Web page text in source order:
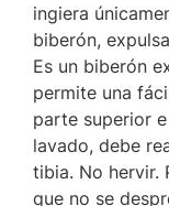
ingiera
biberón,
Es un biberón
permite una
parte superior
lavado, debe
tibia. No hervir.
que no se